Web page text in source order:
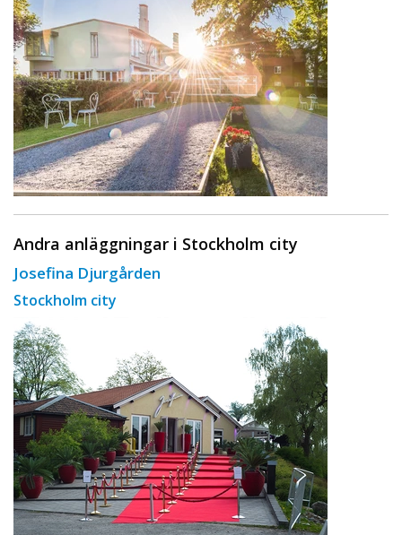
Andra anläggningar i Stockholm city
Josefina Djurgården
Stockholm city